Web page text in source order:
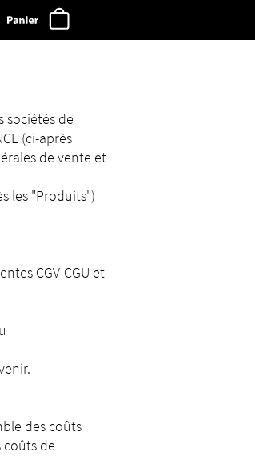
sociétés de
(ci-après
de vente et
les "Produits")
CGV-CGU et
des coûts
de